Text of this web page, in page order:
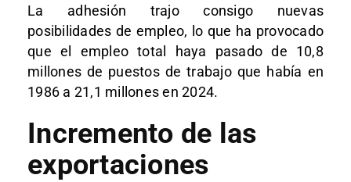
La adhesión trajo consigo nuevas
posibilidades de empleo, lo que ha provocado
que el empleo total haya pasado de 10,8
millones de puestos de trabajo que había en
1986 a 21,1 millones en 2024.
Incremento de las
exportaciones